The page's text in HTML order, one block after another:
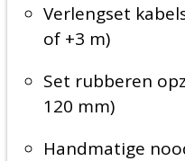
Verlengset
of +3 m)
Set rubberen
120 mm)
Handmatige